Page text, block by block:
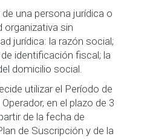
una persona jurídica o
organizativa sin
jurídica: la razón social;
identificación fiscal; la
domicilio social.
utilizar el Período de
en el plazo de 3
de la fecha de
de Suscripción y de la